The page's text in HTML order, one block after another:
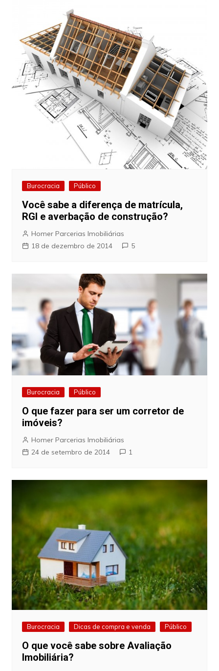
Burocracia Público
Você sabe a diferença de matrícula,
RGI e averbação de construção?
Homer Parcerias Imobiliárias
18 de dezembro de 2014
5
Burocracia Público
O que fazer para ser um corretor de
imóveis?
Homer Parcerias Imobiliárias
24 de setembro de 2014
1
Burocracia Dicas de compra e venda Público
O que você sabe sobre Avaliação
Imobiliária?